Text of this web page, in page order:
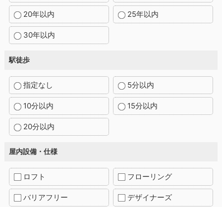
20年以内 25年以内
30年以内
駅徒歩
指定なし 5分以内
10分以内 15分以内
20分以内
屋内設備・仕様
ロフト フローリング
バリアフリー デザイナーズ